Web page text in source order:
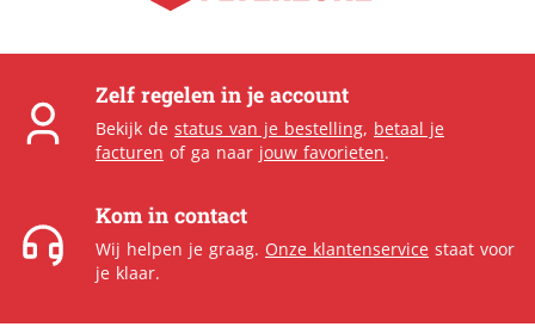
Zelf regelen in je account
Bekijk de status van je bestelling, betaal je
facturen of ga naar jouw favorieten.
Kom in contact
Wij helpen je graag. Onze klantenservice staat voor
je klaar.